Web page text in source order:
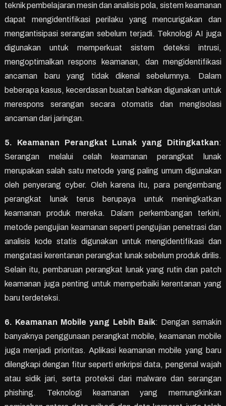
teknik pembelajaran mesin dan analisis pola, sistem keamanan
dapat mengidentifikasi perilaku yang mencurigakan dan
mengantisipasi serangan sebelum terjadi. Teknologi AI juga
digunakan untuk memperkuat sistem deteksi intrusi,
mengoptimalkan respons keamanan, dan mengidentifikasi
ancaman baru yang tidak dikenal sebelumnya. Dalam
beberapa kasus, kecerdasan buatan bahkan digunakan untuk
merespons serangan secara otomatis dan mengisolasi
ancaman dari jaringan.
5. Keamanan Perangkat Lunak yang Ditingkatkan:
Serangan melalui celah keamanan perangkat lunak
merupakan salah satu metode yang paling umum digunakan
oleh penyerang cyber. Oleh karena itu, para pengembang
perangkat lunak terus berupaya untuk meningkatkan
keamanan produk mereka. Dalam perkembangan terkini,
metode pengujian keamanan seperti pengujian penetrasi dan
analisis kode statis digunakan untuk mengidentifikasi dan
mengatasi kerentanan perangkat lunak sebelum produk dirilis.
Selain itu, pembaruan perangkat lunak yang rutin dan patch
keamanan juga penting untuk memperbaiki kerentanan yang
baru terdeteksi.
6. Keamanan Mobile yang Lebih Baik: Dengan semakin
banyaknya penggunaan perangkat mobile, keamanan mobile
juga menjadi prioritas. Aplikasi keamanan mobile yang baru
dilengkapi dengan fitur seperti enkripsi data, pengenal wajah
atau sidik jari, serta proteksi dari malware dan serangan
phishing. Teknologi keamanan yang memungkinkan